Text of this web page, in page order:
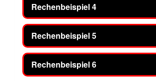
Rechenbeispiel 4
Rechenbeispiel 5
Rechenbeispiel 6